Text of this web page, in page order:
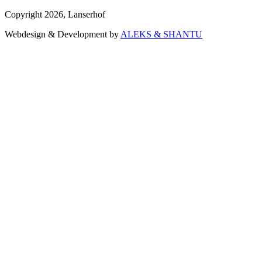
Copyright 2026, Lanserhof
Webdesign & Development by ALEKS & SHANTU